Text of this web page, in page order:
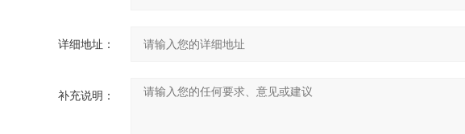
详细地址：
补充说明：